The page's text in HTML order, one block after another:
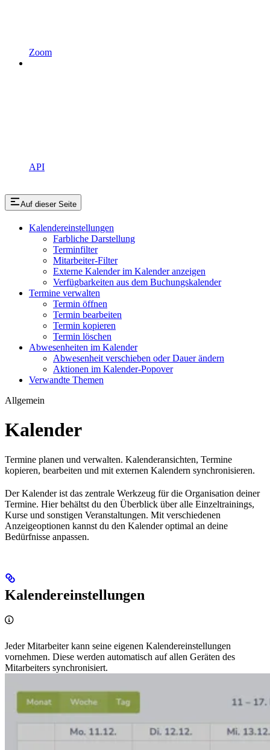
Zoom
API
Auf dieser Seite
Kalendereinstellungen
Farbliche Darstellung
Terminfilter
Mitarbeiter-Filter
Externe Kalender im Kalender anzeigen
Verfügbarkeiten aus dem Buchungskalender
Termine verwalten
Termin öffnen
Termin bearbeiten
Termin kopieren
Termin löschen
Abwesenheiten im Kalender
Abwesenheit verschieben oder Dauer ändern
Aktionen im Kalender-Popover
Verwandte Themen
Allgemein
Kalender
Termine planen und verwalten. Kalenderansichten, Termine
kopieren, bearbeiten und mit externen Kalendern synchronisieren.
Der Kalender ist das zentrale Werkzeug für die Organisation deiner
Termine. Hier behältst du den Überblick über alle Einzeltrainings,
Kurse und sonstigen Veranstaltungen. Mit verschiedenen
Anzeigeoptionen kannst du den Kalender optimal an deine
Bedürfnisse anpassen.
Kalendereinstellungen
Jeder Mitarbeiter kann seine eigenen Kalendereinstellungen
vornehmen. Diese werden automatisch auf allen Geräten des
Mitarbeiters synchronisiert.